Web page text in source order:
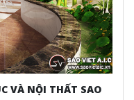
VÀ NỘI THẤT SAO